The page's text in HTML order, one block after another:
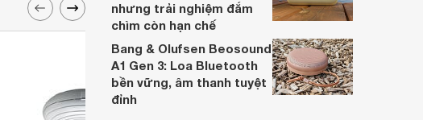
nhưng trải nghiệm đắm
chìm còn hạn chế
Bang & Olufsen Beosound
A1 Gen 3: Loa Bluetooth
bền vững, âm thanh tuyệt
đỉnh